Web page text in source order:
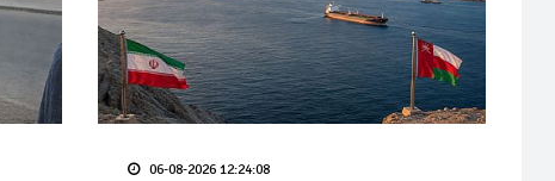
06-08-2026 12:24:08